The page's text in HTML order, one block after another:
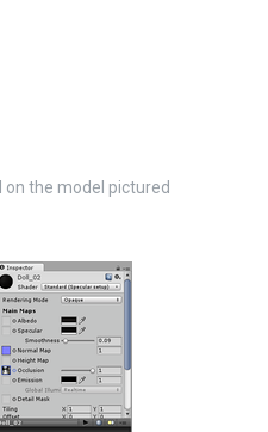
on the model pictured